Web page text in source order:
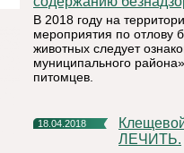
В 2018 году на
мероприятия по отлову
животных следует
муниципального
питомцев.
18.04.2018
Клещевой энцефалит. ЛЕГЧЕ ПРЕДУПРЕДИТЬ, ЧЕМ
ЛЕЧИТЬ.